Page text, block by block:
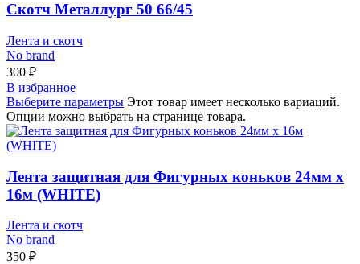
Скотч Металлург 50 66/45
Лента и скотч
No brand
300 ₽
В избранное
Выберите параметры Этот товар имеет несколько вариаций.
Опции можно выбрать на странице товара.
Лента защитная для Фигурных коньков 24мм x
16м (WHITE)
Лента и скотч
No brand
350 ₽